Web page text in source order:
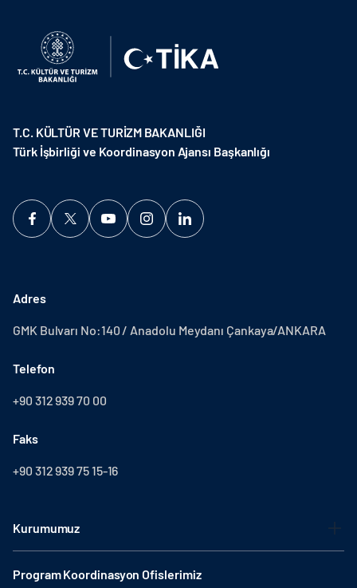
T.C. KÜLTÜR VE TURİZM BAKANLIĞI
Türk İşbirliği ve Koordinasyon Ajansı Başkanlığı
Adres
GMK Bulvarı No:140 / Anadolu Meydanı Çankaya/ANKARA
Telefon
+90 312 939 70 00
Faks
+90 312 939 75 15-16
Kurumumuz
Program Koordinasyon Ofislerimiz